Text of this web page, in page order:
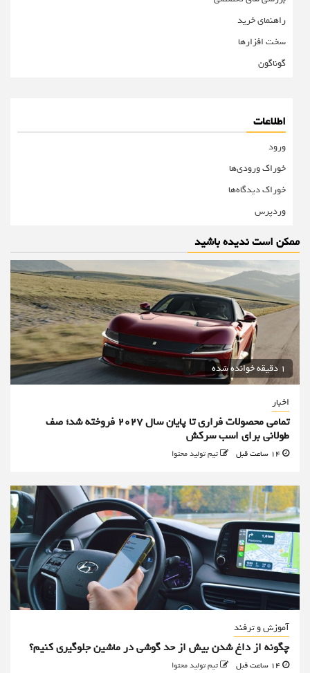
راهنمای خرید
سخت افزارها
گوناگون
اطلاعات
ورود
خوراک ورودی‌ها
خوراک دیدگاه‌ها
وردپرس
ممکن است ندیده باشید
1 دقیقه خوانده شده
اخبار
تمامی محصولات فراری تا پایان سال ۲۰۲۷ فروخته شد؛ صف
طولانی برای اسب سرکش
تیم تولید محتوا
آموزش و ترفند
چگونه از داغ شدن بیش از حد گوشی در ماشین جلوگیری کنیم؟
تیم تولید محتوا